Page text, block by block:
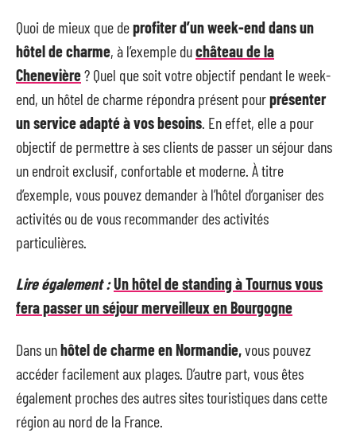
Quoi de mieux que deprofiter d’un week-end dans un
hôtel de charme, à l’exemple duchâteau de la
Chenevière? Quel que soit votre objectif pendant le week-
end, un hôtel de charme répondra présent pourprésenter
un service adapté à vos besoins . En effet, elle a pour
objectif de permettre à ses clients de passer un séjour dans
un endroit exclusif, confortable et moderne. À titre
d’exemple, vous pouvez demander à l’hôtel d’organiser des
activités ou de vous recommander des activités
particulières.
Lire également :Un hôtel de standing à Tournus vous
fera passer un séjour merveilleux en Bourgogne
Dans unhôtel de charme en Normandie,vous pouvez
accéder facilement aux plages. D’autre part, vous êtes
également proches des autres sites touristiques dans cette
région au nord de la France.